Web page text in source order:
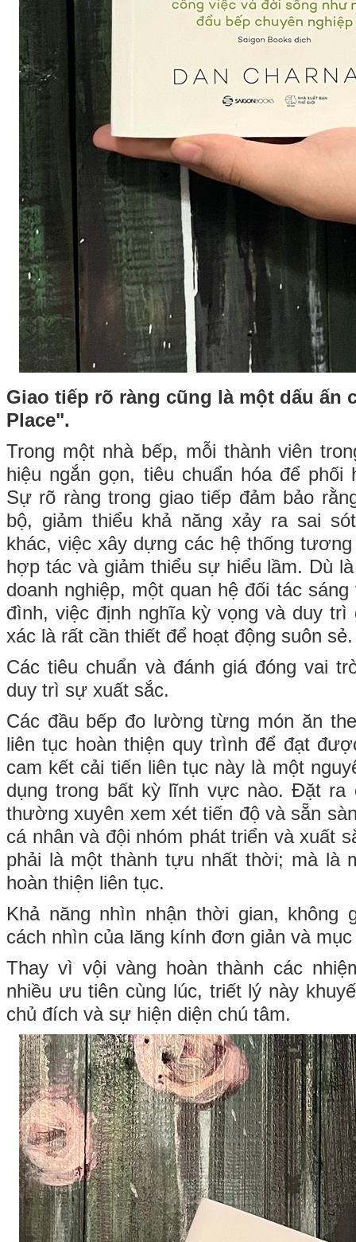
Giao tiếp rõ ràng cũng là một dấu ấn
Place".
Trong một nhà bếp, mỗi thành viên
hiệu ngắn gọn, tiêu chuẩn hóa để
Sự rõ ràng trong giao tiếp đảm bảo
bộ, giảm thiểu khả năng xảy ra sai
khác, việc xây dựng các hệ thống
hợp tác và giảm thiểu sự hiểu lầm. Dù
doanh nghiệp, một quan hệ đối tác
đình, việc định nghĩa kỳ vọng và duy
xác là rất cần thiết để hoạt động suôn sẻ.
Các tiêu chuẩn và đánh giá đóng vai
duy trì sự xuất sắc.
Các đầu bếp đo lường từng món ăn
liên tục hoàn thiện quy trình để đạt
cam kết cải tiến liên tục này là một
dụng trong bất kỳ lĩnh vực nào. Đặt ra
thường xuyên xem xét tiến độ và sẵn
cá nhân và đội nhóm phát triển và xuất
phải là một thành tựu nhất thời; mà là
hoàn thiện liên tục.
Khả năng nhìn nhận thời gian, không
cách nhìn của lăng kính đơn giản và
Thay vì vội vàng hoàn thành các
nhiều ưu tiên cùng lúc, triết lý này
chủ đích và sự hiện diện chú tâm.